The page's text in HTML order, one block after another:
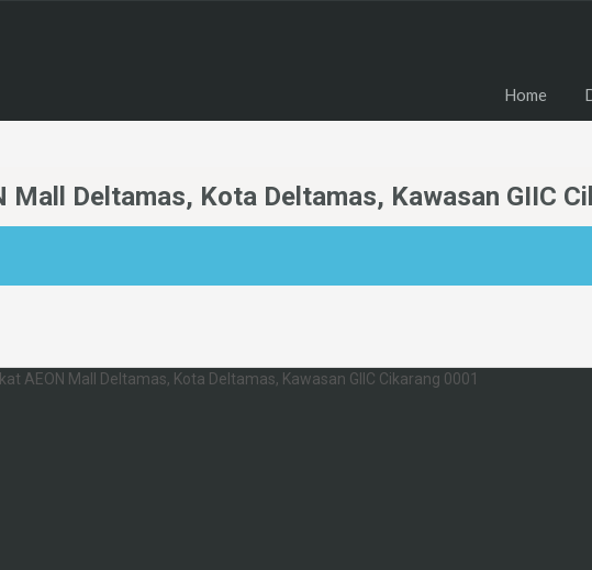
Home
Mall Deltamas, Kota Deltamas, Kawasan GIIC